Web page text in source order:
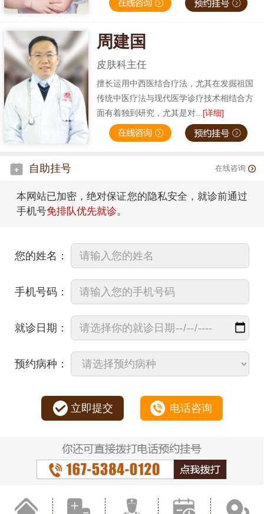
周建国
皮肤科主任
擅长运用中西医结合疗法，尤其在发掘祖国
传统中医疗法与现代医学诊疗技术相结合方
面有着独到研究，尤其是对...[详细]
自助挂号 在线咨询
本网站已加密，绝对保证您的隐私安全，就诊前通过
手机号免排队优先就诊。
您的姓名：
手机号码：
就诊日期：
预约病种：
立即提交 电话咨询